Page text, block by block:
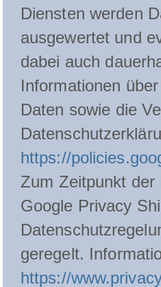
Diensten werden
ausgewertet und
dabei auch
Informationen
Daten sowie die
https://
Zum Zeitpunkt der
Google Privacy
geregelt.
https://